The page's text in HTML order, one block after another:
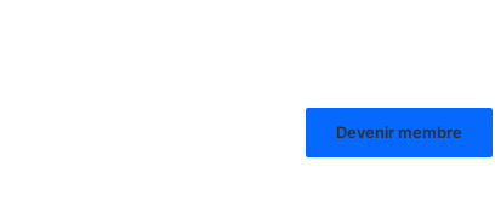
Devenir membre